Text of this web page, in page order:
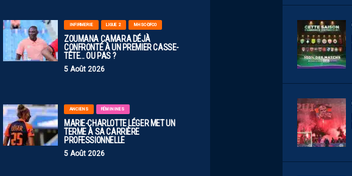
INFIRMERIE LIGUE 2 MHSC-DFCO
ZOUMANA CAMARA DÉJÀ
CONFRONTÉ À UN PREMIER CASSE-
TÊTE… OU PAS ?
5 Août 2026
ANCIENS FÉMININES
MARIE-CHARLOTTE LÉGER MET UN
TERME À SA CARRIÈRE
PROFESSIONNELLE
5 Août 2026